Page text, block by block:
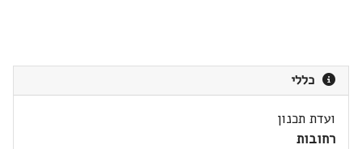
כללי
ועדת תכנון
רחובות